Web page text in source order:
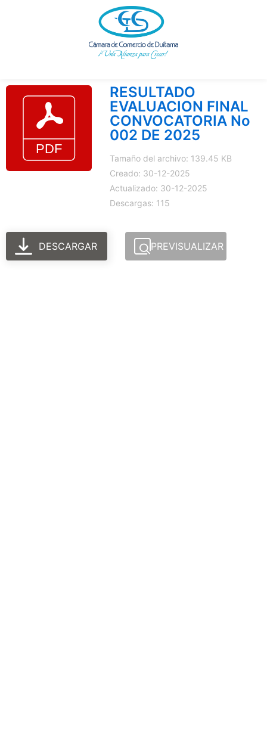
RESULTADO
EVALUACION FINAL
CONVOCATORIA No
002 DE 2025
Tamaño del archivo: 139.45 KB
Creado: 30-12-2025
Actualizado: 30-12-2025
Descargas: 115
DESCARGAR PREVISUALIZAR